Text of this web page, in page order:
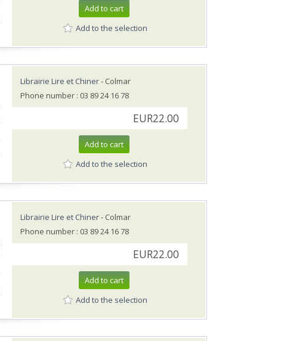
Add to cart
Add to the selection
Librairie Lire et Chiner- Colmar
Phone number : 03 89 24 16 78
EUR22.00
Add to cart
Add to the selection
Librairie Lire et Chiner- Colmar
Phone number : 03 89 24 16 78
EUR22.00
Add to cart
Add to the selection